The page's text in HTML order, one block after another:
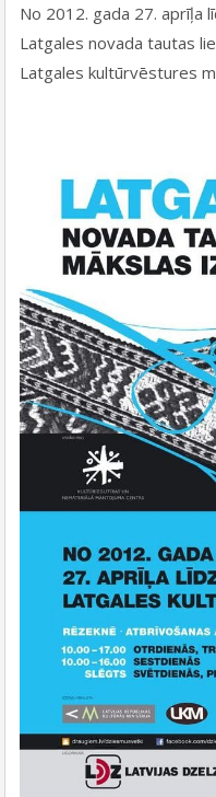
No 2012. gada 27. aprīļa
Latgales novada tautas
Latgales kultūrvēstures